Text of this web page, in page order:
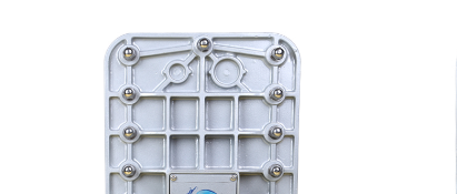
西门子 EDI模块维修